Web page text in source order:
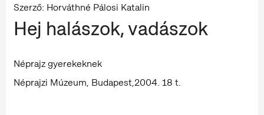
Szerző: Horváthné Pálosi Katalin
Hej halászok, vadászok
Néprajz gyerekeknek
Néprajzi Múzeum, Budapest,2004. 18 t.